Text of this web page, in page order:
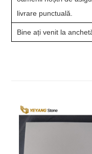
livrare punctuală.
Bine ați venit la